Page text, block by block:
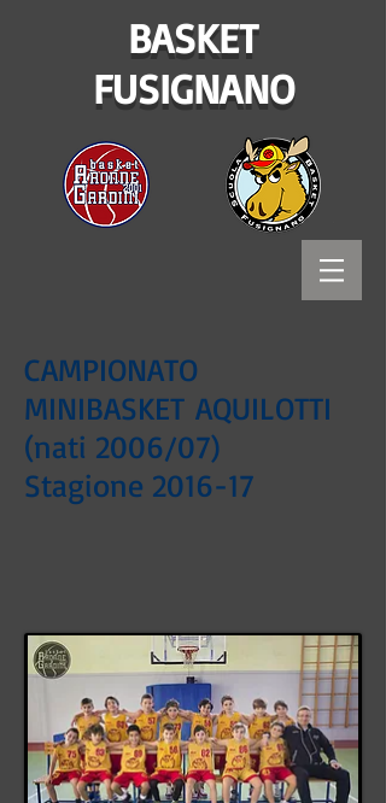
BASKET
FUSIGNANO
CAMPIONATO
MINIBASKET AQUILOTTI
(nati 2006/07)
Stagione 2016-17